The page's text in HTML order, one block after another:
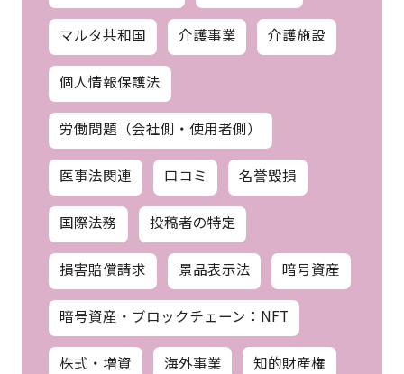
マルタ共和国 介護事業 介護施設
個人情報保護法
労働問題（会社側・使用者側）
医事法関連 口コミ 名誉毀損
国際法務 投稿者の特定
損害賠償請求 景品表示法 暗号資産
暗号資産・ブロックチェーン：NFT
株式・増資 海外事業 知的財産権